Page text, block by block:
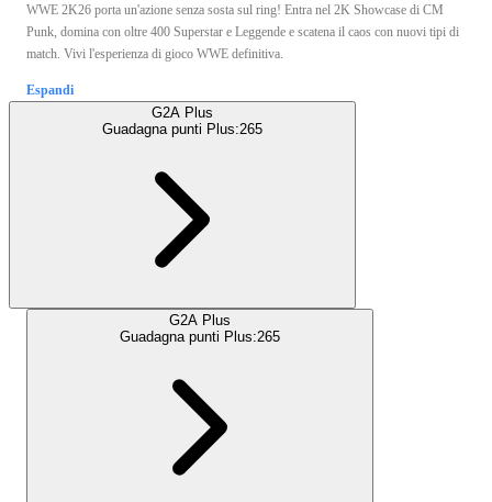
WWE 2K26 porta un'azione senza sosta sul ring! Entra nel 2K Showcase di CM
Punk, domina con oltre 400 Superstar e Leggende e scatena il caos con nuovi tipi di
match. Vivi l'esperienza di gioco WWE definitiva.
Espandi
G2A Plus
Guadagna punti Plus:265
G2A Plus
Guadagna punti Plus:265